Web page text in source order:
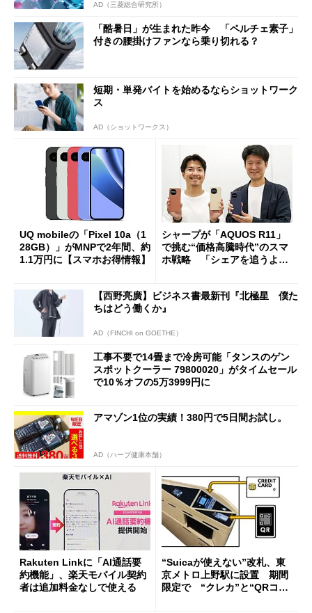
AD（三菱総合研究所）
「酷暑日」が生まれた昨今 「ペルチェ素子」
付きの腰掛けファンなら乗り切れる？
短期・単発バイトを始めるならショットワーク
ス
AD（ショットワークス）
UQ mobileの「Pixel 10a（1
28GB）」がMNPで2年間、約
1.1万円に【スマホお得情報】
シャープが「AQUOS R11」
で挑む“価格高騰時代”のスマ
ホ戦略 「シェアを追うより
【西野亮廣】ビジネス書最新刊『北極星 僕た
ちはどう働くか』
AD（FINCHI on GOETHE）
工事不要で14畳まで冷房可能「タンスのゲン
スポットクーラー 79800020」がタイムセール
で10％オフの5万3999円に
アマゾン1位の実績！380円で5日間お試し。
AD（ハーブ健康本舗）
Rakuten Linkに「AI通話要
約機能」、楽天モバイル契約
者は追加料金なしで使える
“Suicaが使えない”改札、東
京メトロ上野駅に設置 期間
限定で “クレカ”と“QRコー